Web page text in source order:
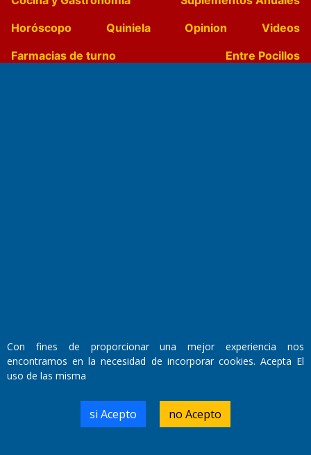
Horóscopo
Quiniela Opinion
Videos
Farmacias de turno
Entre Pocillos
Miembro de ADIRA,ADEPA y CPPAL
Propietario: El Diario SRL
Director Periodístico:
Con fines de proporcionar una mejor experiencia nos
encontramos en la necesidad de incorporar cookies. Acepta El
uso de las misma
si Acepto no Acepto